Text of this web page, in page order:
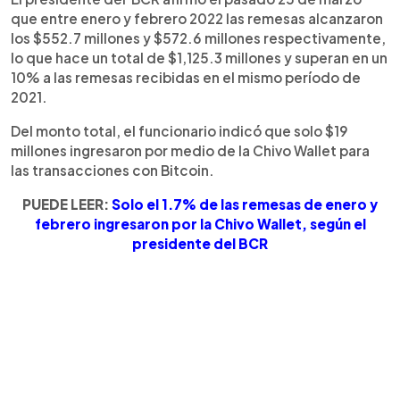
que entre enero y febrero 2022 las remesas alcanzaron
los $552.7 millones y $572.6 millones respectivamente,
lo que hace un total de $1,125.3 millones y superan en un
10% a las remesas recibidas en el mismo período de
2021.
Del monto total, el funcionario indicó que solo $19
millones ingresaron por medio de la Chivo Wallet para
las transacciones con Bitcoin.
PUEDE LEER: Solo el 1.7% de las remesas de enero y
febrero ingresaron por la Chivo Wallet, según el
presidente del BCR